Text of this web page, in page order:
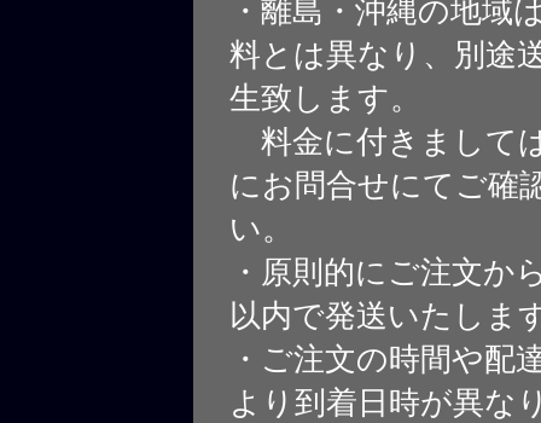
・離島・沖縄の地域
料とは異なり、別途
生致します。
料金に付きまして
にお問合せにてご確
い。
・原則的にご注文か
以内で発送いたしま
・ご注文の時間や配
より到着日時が異な